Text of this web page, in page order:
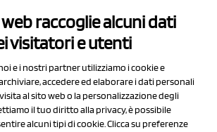
Sassuolo Vignola 315/1
41057 Spilamberto (MO)
P.I/C.F. 01041460369
REA: MO 208553
raccoglie alcuni dati
visitatori e utenti
e i nostri partner utilizziamo i cookie e
accedere ed elaborare i dati personali
al sito web o la personalizzazione degli
il tuo diritto alla privacy, è possibile
alcuni tipi di cookie. Clicca su preferenze